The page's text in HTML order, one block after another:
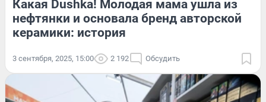
Какая Dushka! Молодая мама ушла из
нефтянки и основала бренд авторской
керамики: история
3 сентября, 2025, 15:00 2 192 Обсудить